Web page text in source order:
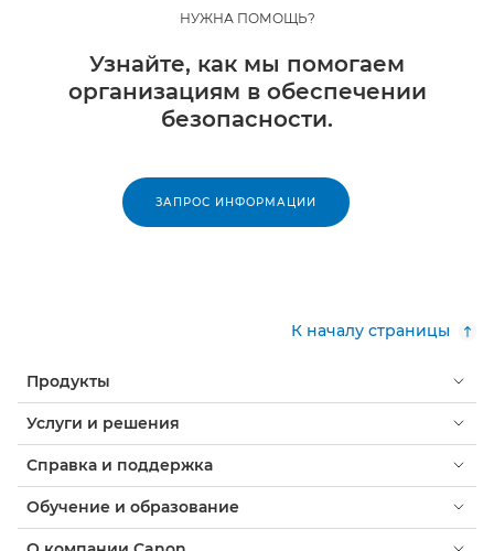
НУЖНА ПОМОЩЬ?
Узнайте, как мы помогаем
организациям в обеспечении
безопасности.
ЗАПРОС ИНФОРМАЦИИ
К началу страницы
Продукты
Услуги и решения
Справка и поддержка
Обучение и образование